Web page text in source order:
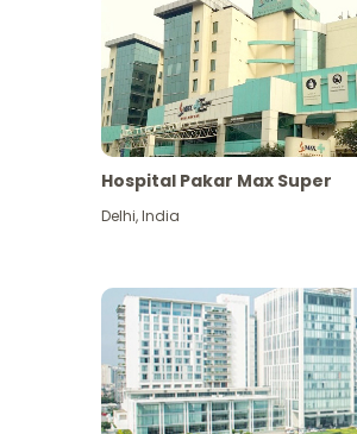
Hospital Pakar Max Super
Delhi,India